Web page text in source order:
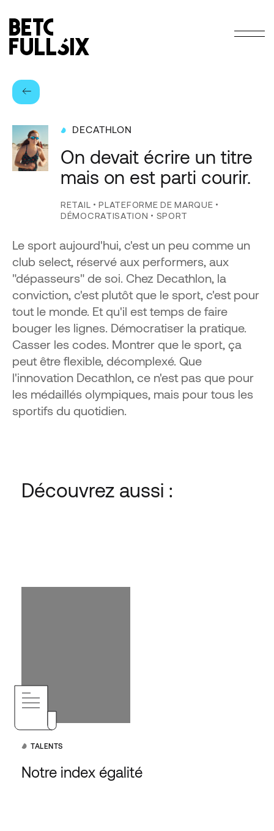
Lien vers la page d'accueil
DECATHLON
On devait écrire un titre
mais on est parti courir.
RETAIL •PLATEFORME DE MARQUE •
DÉMOCRATISATION • SPORT
Le sport aujourd'hui, c'est un peu comme un
club select, réservé aux performers, aux
"dépasseurs" de soi. Chez Decathlon, la
conviction, c'est plutôt que le sport, c'est pour
tout le monde. Et qu'il est temps de faire
bouger les lignes. Démocratiser la pratique.
Casser les codes. Montrer que le sport, ça
peut être flexible, décomplexé. Que
l'innovation Decathlon, ce n'est pas que pour
les médaillés olympiques, mais pour tous les
sportifs du quotidien.
Découvrez aussi :
Notre index égalité
TALENTS